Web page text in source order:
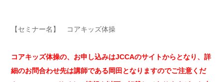
【セミナー名】 コアキッズ体操
コアキッズ体操の、お申し込みはJCCAのサイトからとなり、詳
細のお問合わせ先は講師である岡田となりますのでご注意くだ